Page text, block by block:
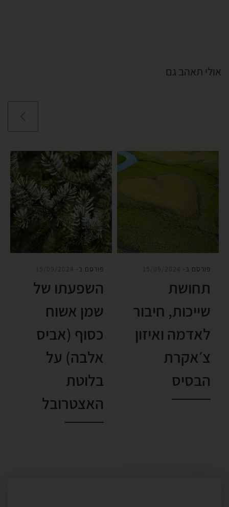
אולי תאהב גם
פורסם ב- 15/09/2024
השפעתו של
שמן אשוח
כסוף (אביס
אלבה) על
בלוטת
האצטרובל
פורסם ב- 15/09/2024
תחושת
שייכות, חיבור
לאדמה ואיזון
צ׳אקרת
הבסיס